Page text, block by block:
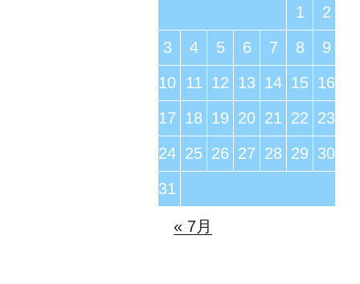
1
2
3
4 5 6 7 8
9
10 11 12 13 14 15 16
17 18 19 20 21 22 23
24 25 26 27 28 29 30
31
« 7月